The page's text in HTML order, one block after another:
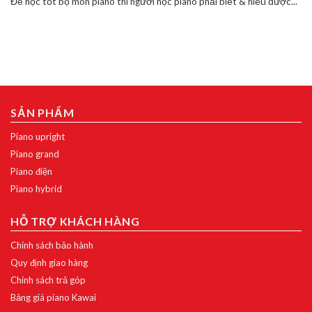
SẢN PHẨM
Piano upright
Piano grand
Piano điện
Piano hybrid
HỖ TRỢ KHÁCH HÀNG
Chính sách bảo hành
Quy định giao hàng
Chính sách trả góp
Bảng giá piano Kawai